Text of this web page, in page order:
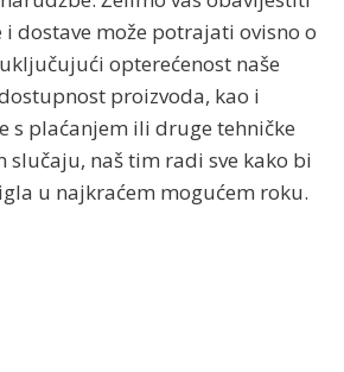
dostave može potrajati ovisno o
opterećenost naše
proizvoda, kao i
s plaćanjem ili druge tehničke
slučaju, naš tim radi sve kako bi
u najkraćem mogućem roku.